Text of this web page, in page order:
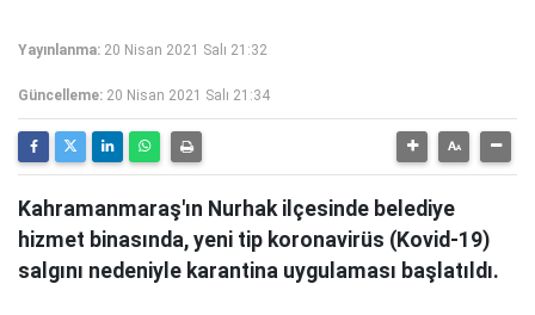
Yayınlanma: 20 Nisan 2021 Salı 21:32
Güncelleme: 20 Nisan 2021 Salı 21:34
Kahramanmaraş'ın Nurhak ilçesinde belediye
hizmet binasında, yeni tip koronavirüs (Kovid-19)
salgını nedeniyle karantina uygulaması başlatıldı.